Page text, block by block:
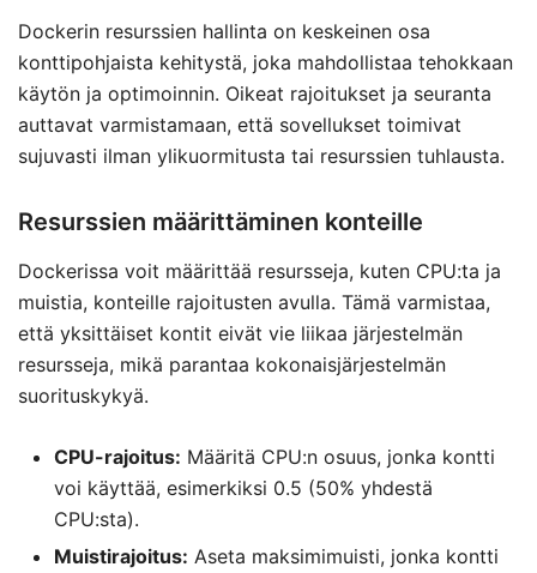
Dockerin resurssien hallinta on keskeinen osa
konttipohjaista kehitystä, joka mahdollistaa tehokkaan
käytön ja optimoinnin. Oikeat rajoitukset ja seuranta
auttavat varmistamaan, että sovellukset toimivat
sujuvasti ilman ylikuormitusta tai resurssien tuhlausta.
Resurssien määrittäminen konteille
Dockerissa voit määrittää resursseja, kuten CPU:ta ja
muistia, konteille rajoitusten avulla. Tämä varmistaa,
että yksittäiset kontit eivät vie liikaa järjestelmän
resursseja, mikä parantaa kokonaisjärjestelmän
suorituskykyä.
CPU-rajoitus: Määritä CPU:n osuus, jonka kontti
voi käyttää, esimerkiksi 0.5 (50% yhdestä
CPU:sta).
Muistirajoitus: Aseta maksimimuisti, jonka kontti